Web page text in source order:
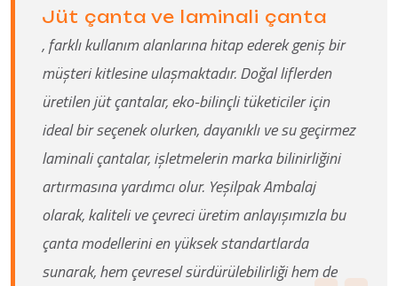
Jüt çanta ve laminali çanta
, farklı kullanım alanlarına hitap ederek geniş bir
müşteri kitlesine ulaşmaktadır. Doğal liflerden
üretilen jüt çantalar, eko-bilinçli tüketiciler için
ideal bir seçenek olurken, dayanıklı ve su geçirmez
laminali çantalar, işletmelerin marka bilinirliğini
artırmasına yardımcı olur. Yeşilpak Ambalaj
olarak, kaliteli ve çevreci üretim anlayışımızla bu
çanta modellerini en yüksek standartlarda
sunarak, hem çevresel sürdürülebilirliği hem de